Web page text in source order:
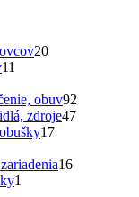
20
11
obuv92
zdroje47
17
16
1